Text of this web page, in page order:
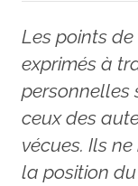
Les points de
exprimés à
personnelles
ceux des
vécues. Ils
la position